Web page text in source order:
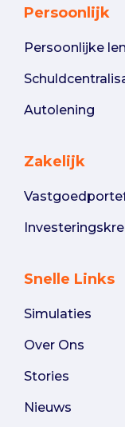
Persoonlijk
Persoonlijke
Autolening
Zakelijk
Snelle Links
Simulaties
Over Ons
Stories
Nieuws